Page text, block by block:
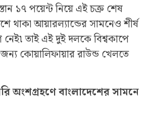
১৭ পয়েন্ট নিয়ে এই চক্র শেষ
থাকা আয়ারল্যান্ডের সামনেও শীর্ষ
তাই এই দুই দলকে বিশ্বকাপে
কোয়ালিফায়ার রাউন্ড খেলতে
অংশগ্রহণে বাংলাদেশের সামনে